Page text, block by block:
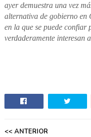
ayer demuestra una vez
alternativa de gobierno
en la que se puede confiar
verdaderamente interesan
<< ANTERIOR